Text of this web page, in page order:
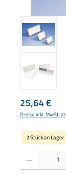
Regulärer Preis:
25,64 €
Preise inkl. MwSt.
2 Stück an Lager
Produkt Anzahl: